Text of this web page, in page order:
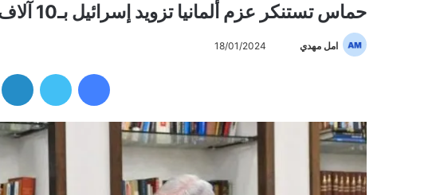
حماس تستنكر عزم ألمانيا تزويد إسرائيل بـ10 آلاف قذيفة مدفعية
امل مهدي
ب
18/01/2024